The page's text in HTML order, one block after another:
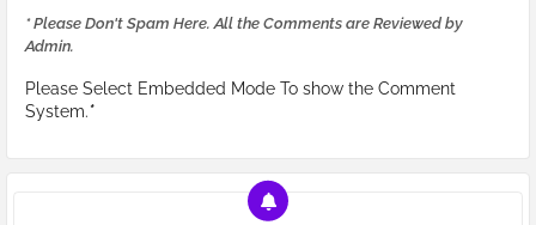
* Please Don't Spam Here. All the Comments are Reviewed by
Admin.
Please Select Embedded Mode To show the Comment
System.*